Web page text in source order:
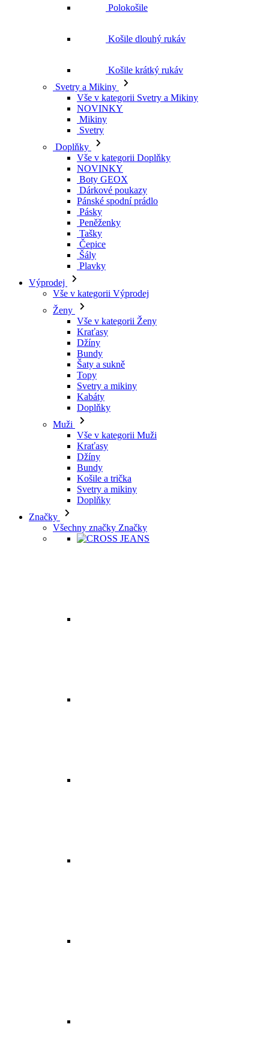
Polokošile
Košile dlouhý rukáv
Košile krátký rukáv
Svetry a Mikiny
Vše v kategorii Svetry a Mikiny
NOVINKY
Mikiny
Svetry
Doplňky
Vše v kategorii Doplňky
NOVINKY
Boty GEOX
Dárkové poukazy
Pánské spodní prádlo
Pásky
Peněženky
Tašky
Čepice
Šály
Plavky
Výprodej
Vše v kategorii Výprodej
Ženy
Vše v kategorii Ženy
Kraťasy
Džíny
Bundy
Šaty a sukně
Topy
Svetry a mikiny
Kabáty
Doplňky
Muži
Vše v kategorii Muži
Kraťasy
Džíny
Bundy
Košile a trička
Svetry a mikiny
Doplňky
Značky
Všechny značky Značky